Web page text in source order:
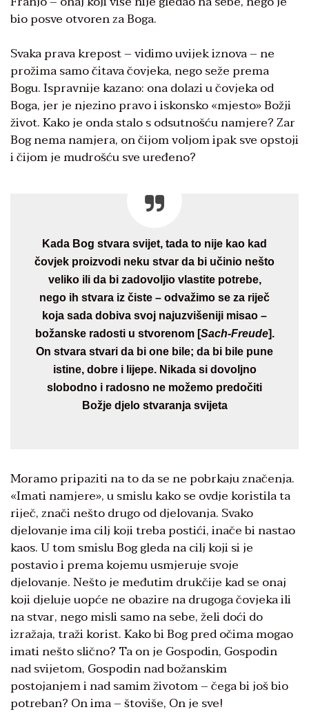
bio posve otvoren za Boga.
Svaka prava krepost – vidimo uvijek iznova – ne
prožima samo čitava čovjeka, nego seže prema
Bogu. Ispravnije kazano: ona dolazi u čovjeka od
Boga, jer je njezino pravo i iskonsko «mjesto» Božji
život. Kako je onda stalo s odsutnošću namjere? Zar
Bog nema namjera, on čijom voljom ipak sve opstoji
i čijom je mudrošću sve uređeno?
Kada Bog stvara svijet, tada to nije kao kad
čovjek proizvodi neku stvar da bi učinio nešto
veliko ili da bi zadovoljio vlastite potrebe,
nego ih stvara iz čiste – odvažimo se za riječ
koja sada dobiva svoj najuzvišeniji misao –
božanske radosti u stvorenom [Sach-Freude].
On stvara stvari da bi one bile; da bi bile pune
istine, dobre i lijepe. Nikada si dovoljno
slobodno i radosno ne možemo predočiti
Božje djelo stvaranja svijeta
Moramo pripaziti na to da se ne pobrkaju značenja.
«Imati namjere», u smislu kako se ovdje koristila ta
riječ, znači nešto drugo od djelovanja. Svako
djelovanje ima cilj koji treba postići, inače bi nastao
kaos. U tom smislu Bog gleda na cilj koji si je
postavio i prema kojemu usmjeruje svoje
djelovanje. Nešto je međutim drukčije kad se onaj
koji djeluje uopće ne obazire na drugoga čovjeka ili
na stvar, nego misli samo na sebe, želi doći do
izražaja, traži korist. Kako bi Bog pred očima mogao
imati nešto slično? Ta on je Gospodin, Gospodin
nad svijetom, Gospodin nad božanskim
postojanjem i nad samim životom – čega bi još bio
potreban? On ima – štoviše, On je sve!